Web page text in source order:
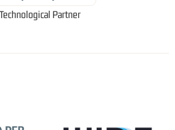
Technological Partner